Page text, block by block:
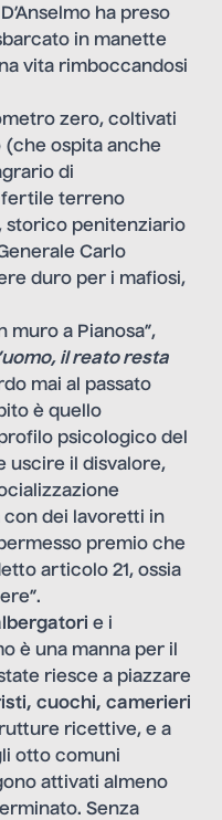
ha preso
in manette
vita rimboccandosi
zero, coltivati
(che ospita anche
di
fertile terreno
storico penitenziario
Carlo
duro per i mafiosi,
muro a Pianosa”,
il reato resta
mai al passato
è quello
psicologico del
uscire il disvalore,
con dei lavoretti in
premio che
articolo 21, ossia
e i
è una manna per il
riesce a piazzare
cuochi, camerieri
ricettive, e a
otto comuni
attivati almeno
Senza